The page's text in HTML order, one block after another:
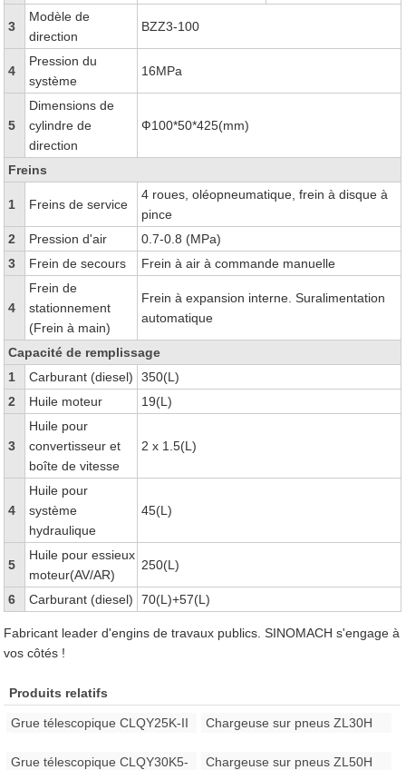
3
Modèle de
direction
BZZ3-100
4
Pression du
système
16MPa
5
Dimensions de
cylindre de
direction
Ф100*50*425(mm)
Freins
1 Freins de service
4 roues, oléopneumatique, frein à disque à
pince
2
Pression d'air
0.7-0.8 (MPa)
3
Frein de secours Frein à air à commande manuelle
4
Frein de
stationnement
(Frein à main)
Frein à expansion interne. Suralimentation
automatique
Capacité de remplissage
1
Carburant (diesel)
350(L)
2
Huile moteur 19(L)
3
Huile pour
convertisseur et
boîte de vitesse
2 x 1.5(L)
4
Huile pour
système
hydraulique
45(L)
5
Huile pour essieux
moteur(AV/AR)
250(L)
6 Carburant (diesel) 70(L)+57(L)
Fabricant leader d'engins de travaux publics. SINOMACH s'engage à
vos côtés !
Produits relatifs
Grue télescopique CLQY25K-II Chargeuse sur pneus ZL30H
Grue télescopique CLQY30K5-
Chargeuse sur pneus ZL50H